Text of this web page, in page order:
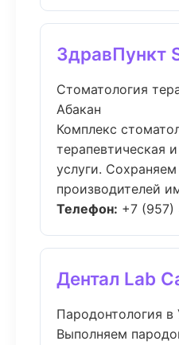
ЗдравПункт
Стоматология
Абакан
Комплекс
терапевтическая
услуги.
производителей
Телефон: +7
Дентал Lab
Пародонтология в
Выполняем